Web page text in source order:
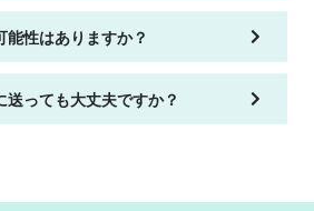
の嗜好に適合した情報発信やサービ
るため
理について
確性及び安全性を確保する為、個人
管理、持ち出し手段の制限、不正アク
紛失、破壊、改ざんなどに対して
能性はありますか？
送っても大丈夫ですか？